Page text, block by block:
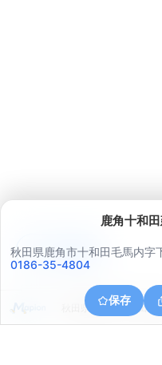
鹿角十和
秋田県鹿角市十和田毛馬内字
0186-35-4804
保存
秋田県鹿角市十和田毛
アプリで見る